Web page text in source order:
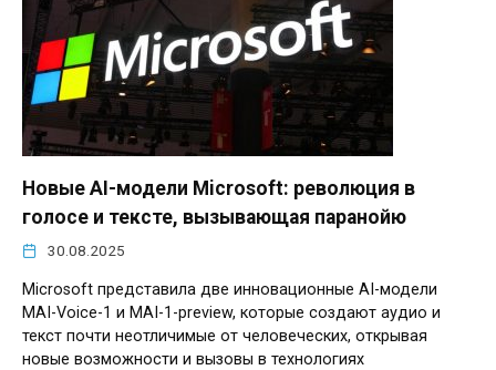
Новые AI-модели Microsoft: революция в
голосе и тексте, вызывающая паранойю
30.08.2025
Microsoft представила две инновационные AI-модели
MAI-Voice-1 и MAI-1-preview, которые создают аудио и
текст почти неотличимые от человеческих, открывая
новые возможности и вызовы в технологиях